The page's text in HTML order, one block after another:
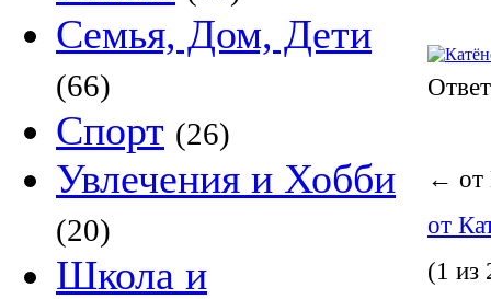
Семья, Дом, Дети
(66)
Спорт (26)
Увлечения и Хобби
(20)
Школа и
←
от
(1 из